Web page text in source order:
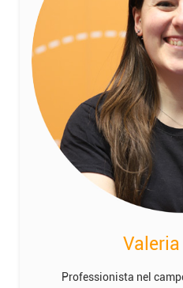
Professionista nel